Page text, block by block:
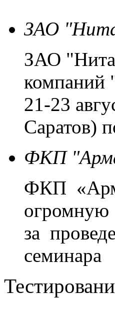
ЗАО
ЗАО
компаний
21-23
Саратов)
ФКП
ФКП
за
семинара